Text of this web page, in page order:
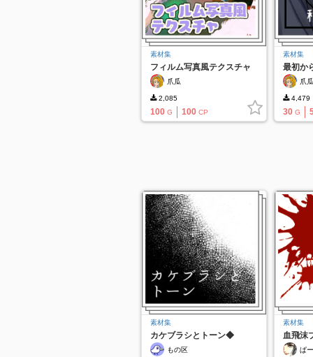
素材集
フィルム写真風テクスチャ
爪瓜
2,085
100 G 100 CP
素材集
最初か
秋冬カ爪瓜
4,479
30 G
素材集
カケブラシとトーン◆
もの区
素材集
血飛沫
ぱ